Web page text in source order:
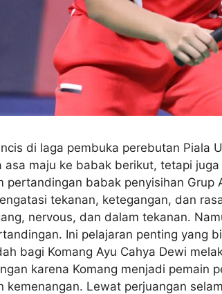
di laga pembuka perebutan Piala
maju ke babak berikut, tetapi
babak penyisihan
tekanan, ketegangan, dan
nervous, dan dalam tekanan.
Ini pelajaran penting yang
bagi Komang Ayu Cahya Dewi
karena Komang menjadi pemain
Lewat perjuangan